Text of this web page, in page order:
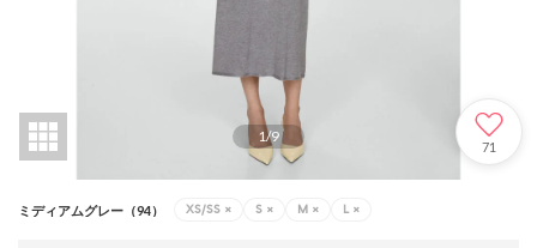
1/9
71
ミディアムグレー（94） XS/SS × S × M × L ×